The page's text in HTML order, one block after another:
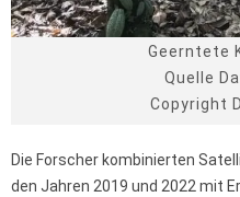
Geerntete
Quelle
Copyright
Die Forscher kombinierten
den Jahren 2019 und 2022 mit